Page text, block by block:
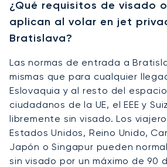
¿Qué requisitos de visado
aplican al volar en jet
Bratislava?
Las normas de entrada a
mismas que para cualquier
Eslovaquia y al resto del
ciudadanos de la UE, el EEE y
libremente sin visado. Los
Estados Unidos, Reino Unido,
Japón o Singapur pueden
sin visado por un máximo de 90